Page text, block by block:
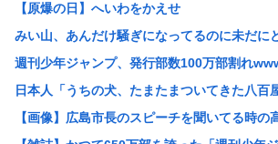
中国「大洪水！」中国ダム「決壊」地元民「
【悲報】風俗嬢やってる女の末路www
日本版「絶対に立ち入ってはいけない場所」
【正論】 有吉「『俺テレビ見ない』って言
イオンモール熊本の爆発､ガス管に残ってい
【原爆の日】へいわをかえせ
みい山、あんだけ騒ぎになってるのに未だに
週刊少年ジャンプ、発行部数100万部割れ
日本人「うちの犬、たまたまついてきた八百
【画像】広島市長のスピーチを聞いてる時の